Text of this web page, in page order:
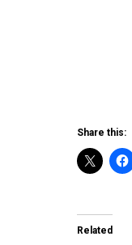
Share this:
Related